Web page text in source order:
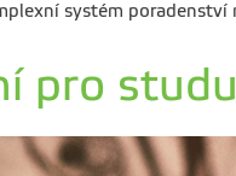
systém poradenství
pro